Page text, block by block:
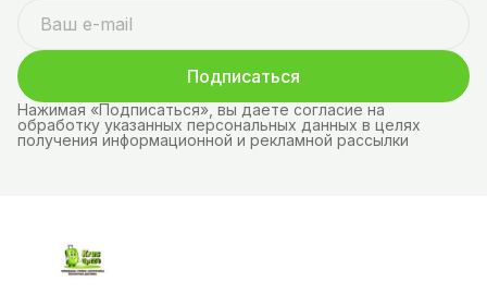
Подписаться
Нажимая «Подписаться», вы даете согласие на
обработку указанных персональных данных в целях
получения информационной и рекламной рассылки